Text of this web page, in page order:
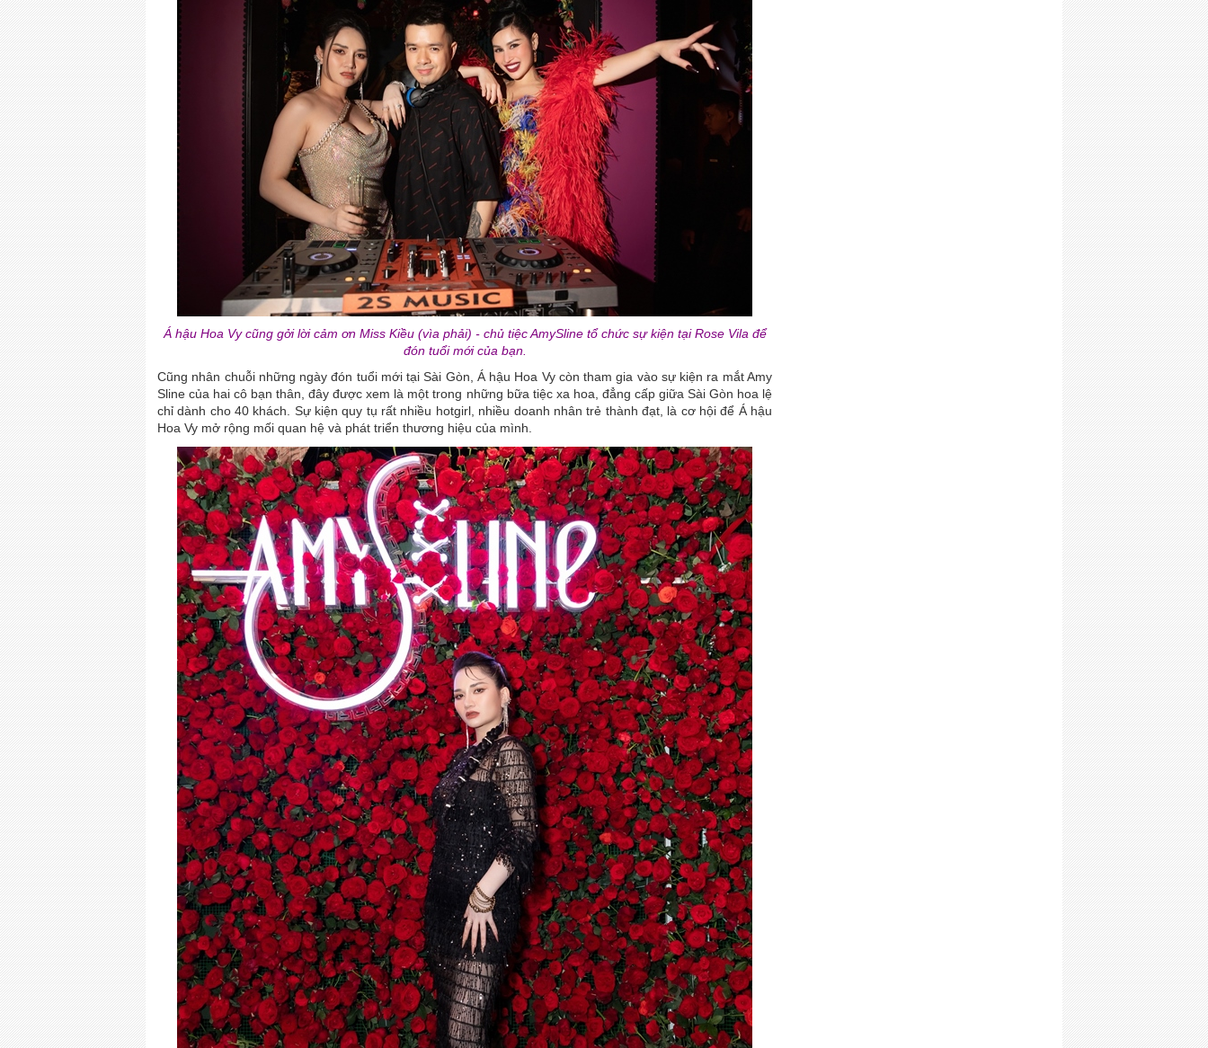
Á hậu Hoa Vy cũng gởi lời cảm ơn Miss Kiều (vìa phải) - chủ tiệc AmySline tổ chức sự kiện tại Rose Vila để
đón tuổi mới của bạn.
Cũng nhân chuỗi những ngày đón tuổi mới tại Sài Gòn, Á hậu Hoa Vy còn tham gia vào sự kiện ra mắt Amy
Sline của hai cô bạn thân, đây được xem là một trong những bữa tiệc xa hoa, đẳng cấp giữa Sài Gòn hoa lệ
chỉ dành cho 40 khách. Sự kiện quy tụ rất nhiều hotgirl, nhiều doanh nhân trẻ thành đạt, là cơ hội để Á hậu
Hoa Vy mở rộng mối quan hệ và phát triển thương hiệu của mình.